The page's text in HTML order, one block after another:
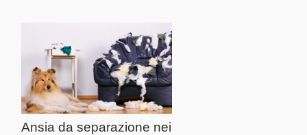
Ansia da separazione nei